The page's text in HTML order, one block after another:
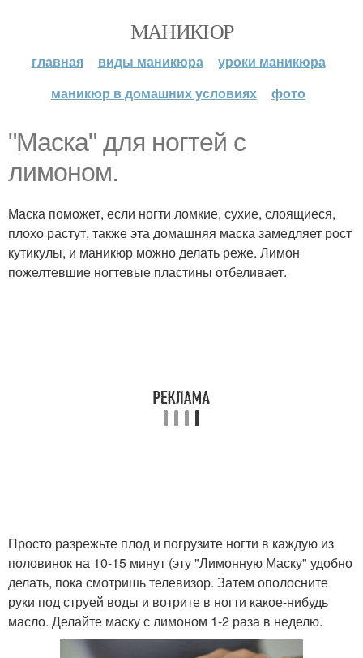
МАНИКЮР
главная виды маникюра
уроки маникюра
маникюр в домашних условиях
фото
"Маска" для ногтей с
лимоном.
Маска поможет, если ногти ломкие, сухие, слоящиеся,
плохо растут, также эта домашняя маска замедляет рост
кутикулы, и маникюр можно делать реже. Лимон
пожелтевшие ногтевые пластины отбеливает.
Просто разрежьте плод и погрузите ногти в каждую из
половинок на 10-15 минут (эту "Лимонную Маску" удобно
делать, пока смотришь телевизор. Затем ополосните
руки под струей воды и вотрите в ногти какое-нибудь
масло. Делайте маску с лимоном 1-2 раза в неделю.